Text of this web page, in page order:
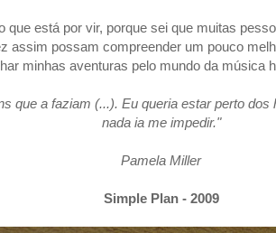
que está por vir, porque sei que muitas
assim possam compreender um pouco
minhas aventuras pelo mundo da música
que a faziam (...). Eu queria estar perto
nada ia me impedir."
Pamela Miller
Simple Plan - 2009